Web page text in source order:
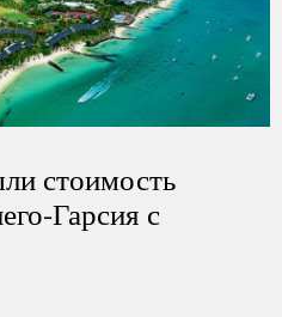
стоимость
Гарсия с